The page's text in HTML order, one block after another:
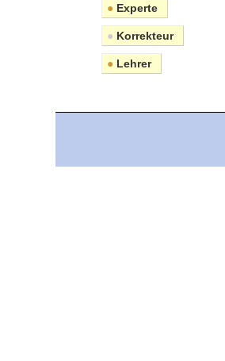
● Experte
● Korrekteur
● Lehrer